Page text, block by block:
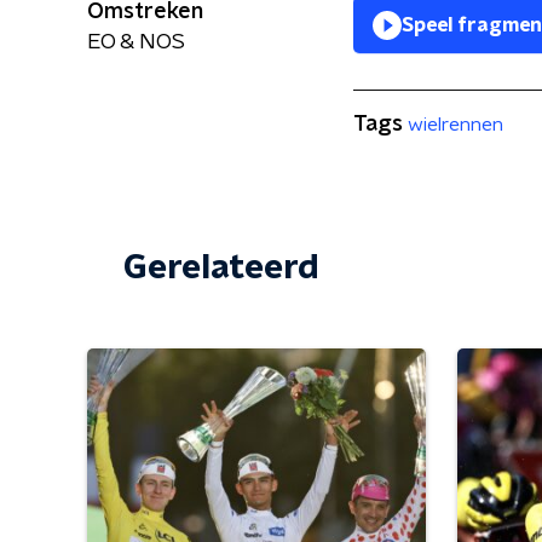
Speel
Omstreken
EO & NOS
Tags wielrennen
Gerelateerd